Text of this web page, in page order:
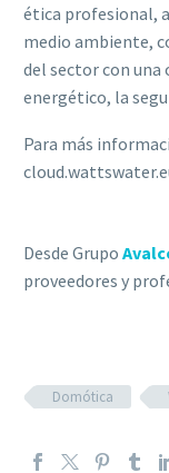
ética profesional,
medio ambiente,
del sector con
energético, la
Para más
Desde Grupo
proveedores y
Domótica